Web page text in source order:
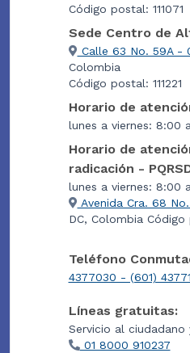
Código postal: 111071
Sede Centro de
Calle 63 No. 59A -
Colombia
Código postal: 111221
Horario de
lunes a viernes: 8:00
Horario de
radicación -
lunes a viernes: 8:00
Avenida Cra. 68
DC, Colombia Código
Teléfono
4377030 - (601)
Líneas gratuitas:
Servicio al
01 8000 910237